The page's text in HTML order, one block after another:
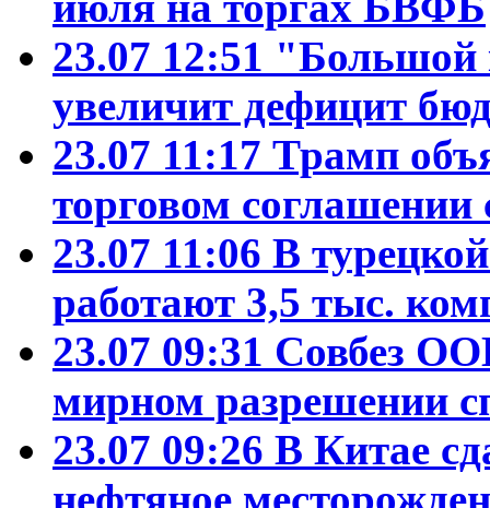
23.07 12:51 "Большой
увеличит дефицит
23.07 11:17 Трамп
торговом соглашении
23.07 11:06 В
работают 3,5 тыс.
23.07 09:31 Совбез
мирном разрешении
23.07 09:26 В Китае
нефтяное